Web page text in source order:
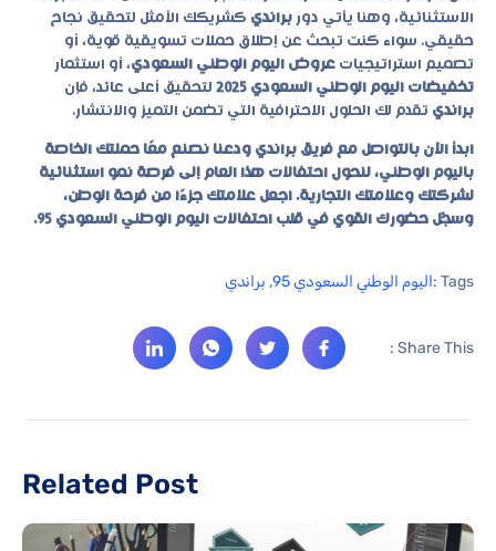
الاستثنائية، وهنا يأتي دور براندي كشريكك الأمثل لتحقيق نجاح
حقيقي. سواء كنت تبحث عن إطلاق حملات تسويقية قوية، أو
تصميم استراتيجيات عروض اليوم الوطني السعودي، أو استثمار
تخفيضات اليوم الوطني السعودي 2025
لتحقيق أعلى عائد، فإن
براندي تقدم لك الحلول الاحترافية التي تضمن التميز والانتشار.
ابدأ الآن بالتواصل مع فريق براندي ودعنا نصنع معًا حملتك الخاصة
باليوم الوطني، لنحول احتفالات هذا العام إلى فرصة نمو استثنائية
لشركتك وعلامتك التجارية. اجعل علامتك جزءًا من فرحة الوطن،
وسجّل حضورك القوي في قلب احتفالات اليوم الوطني السعودي 95.
Tags : اليوم الوطني السعودي 95 , براندي
Share This :
Related Post